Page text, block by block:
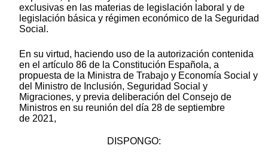
exclusivas en las materias de legislación laboral y de
legislación básica y régimen económico de la Seguridad
Social.
En su virtud, haciendo uso de la autorización contenida
en el artículo 86 de la Constitución Española, a
propuesta de la Ministra de Trabajo y Economía Social y
del Ministro de Inclusión, Seguridad Social y
Migraciones, y previa deliberación del Consejo de
Ministros en su reunión del día 28 de septiembre
de 2021,
DISPONGO: